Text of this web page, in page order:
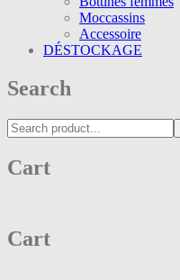
Moccassins
Accessoire
DÉSTOCKAGE
Search
Cart
Cart